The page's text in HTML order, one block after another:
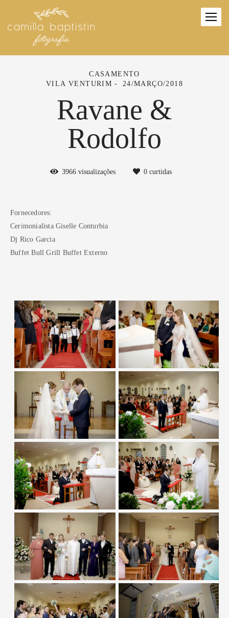
CASAMENTO
VILA VENTURIM
24/MARÇO/2018
Ravane &
Rodolfo
3966visualizações 0curtidas
Fornecedores:
Cerimonialista Giselle Conturbia
Dj Rico Garcia
Buffet Bull Grill Buffet Externo